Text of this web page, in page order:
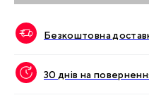
Безкоштовна
30 днів на